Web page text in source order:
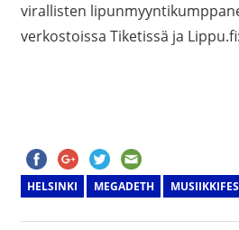
virallisten
verkostoissa Tiketissä ja
HELSINKI MEGADETH